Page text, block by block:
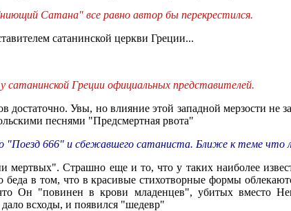
Сатана" все равно автор бы перекрестился.
сатанинской церкви Греции...
сатанинской Греции официальных представителей.
достаточно. Увы, но влияние этой западной мерзости не
песнями "Предсмертная рвота"
"Поезд 666" и сбежавшего сатаниста. Ближе к теме что
Страшно еще и то, что у таких наиболее
в том, что в красивые стихотворные формы
Он "повинен в крови младенцев", убитых вместо
дало всходы, и появился "шедевр"